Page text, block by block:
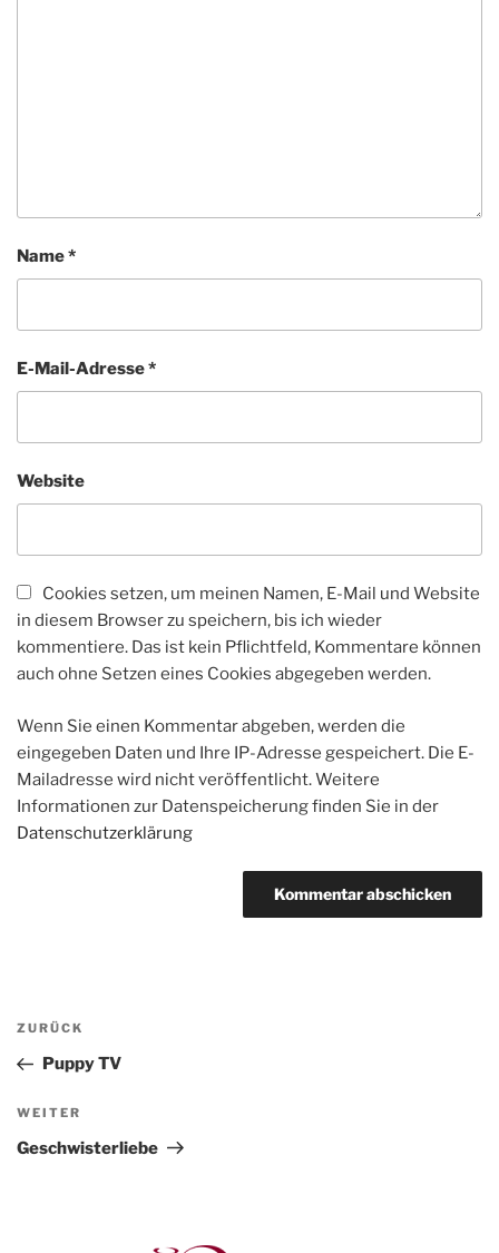
Name*
E-Mail-Adresse*
Website
Cookies setzen, um meinen Namen, E-Mail und Website
in diesem Browser zu speichern, bis ich wieder
kommentiere. Das ist kein Pflichtfeld, Kommentare können
auch ohne Setzen eines Cookies abgegeben werden.
Wenn Sie einen Kommentar abgeben, werden die
eingegeben Daten und Ihre IP-Adresse gespeichert. Die E-
Mailadresse wird nicht veröffentlicht. Weitere
Informationen zur Datenspeicherung finden Sie in der
Datenschutzerklärung
Beitragsnavigation
Vorheriger
Beitrag
ZURÜCK
Puppy TV
Nächster
Beitrag
WEITER
Geschwisterliebe